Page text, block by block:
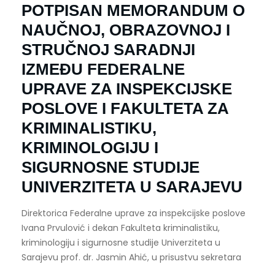
POTPISAN MEMORANDUM O
NAUČNOJ, OBRAZOVNOJ I
STRUČNOJ SARADNJI
IZMEĐU FEDERALNE
UPRAVE ZA INSPEKCIJSKE
POSLOVE I FAKULTETA ZA
KRIMINALISTIKU,
KRIMINOLOGIJU I
SIGURNOSNE STUDIJE
UNIVERZITETA U SARAJEVU
Direktorica Federalne uprave za inspekcijske poslove
Ivana Prvulović i dekan Fakulteta kriminalistiku,
kriminologiju i sigurnosne studije Univerziteta u
Sarajevu prof. dr. Jasmin Ahić, u prisustvu sekretara